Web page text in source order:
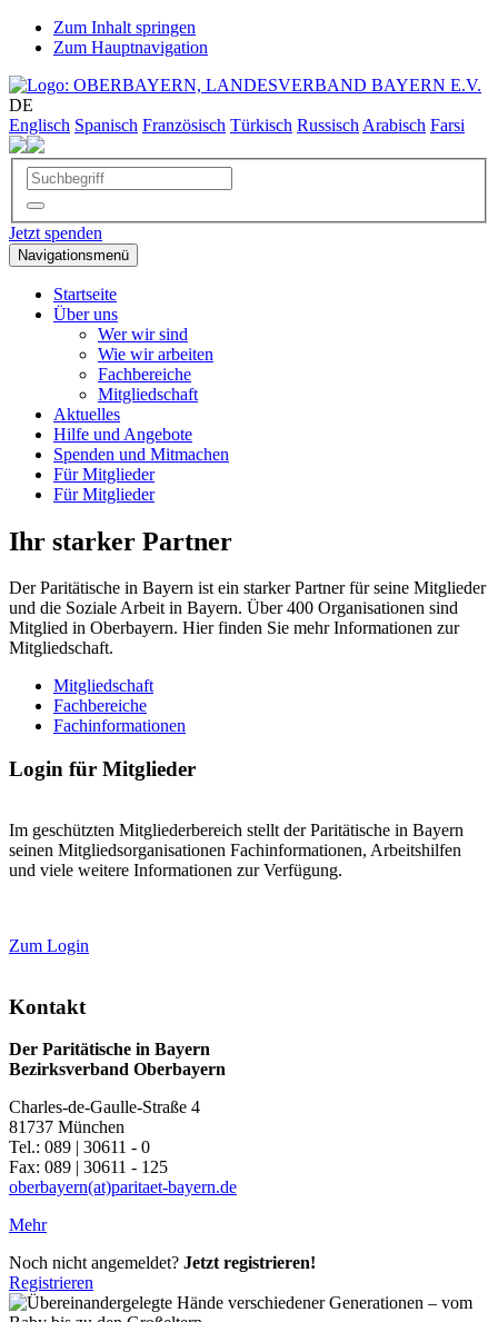
Zum Inhalt springen
Zum Hauptnavigation
DE
Englisch Spanisch Französisch Türkisch Russisch Arabisch Farsi
Jetzt spenden
Navigationsmenü
Startseite
Über uns
Wer wir sind
Wie wir arbeiten
Fachbereiche
Mitgliedschaft
Aktuelles
Hilfe und Angebote
Spenden und Mitmachen
Für Mitglieder
Für Mitglieder
Ihr starker Partner
Der Paritätische in Bayern ist ein starker Partner für seine Mitglieder
und die Soziale Arbeit in Bayern. Über 400 Organisationen sind
Mitglied in Oberbayern. Hier finden Sie mehr Informationen zur
Mitgliedschaft.
Mitgliedschaft
Fachbereiche
Fachinformationen
Login für Mitglieder
Im geschützten Mitgliederbereich stellt der Paritätische in Bayern
seinen Mitgliedsorganisationen Fachinformationen, Arbeitshilfen
und viele weitere Informationen zur Verfügung.
Zum Login
Kontakt
Der Paritätische in Bayern
Bezirksverband Oberbayern
Charles-de-Gaulle-Straße 4
81737 München
Tel.: 089 | 30611 - 0
Fax: 089 | 30611 - 125
oberbayern(at)paritaet-bayern.de
Mehr
Noch nicht angemeldet? Jetzt registrieren!
Registrieren